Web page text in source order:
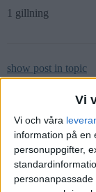
Vi
Vi och våra
information på en
personuppgifter,
1 gillning
show post in topic
Liknande
Ämne
Morningstar X-